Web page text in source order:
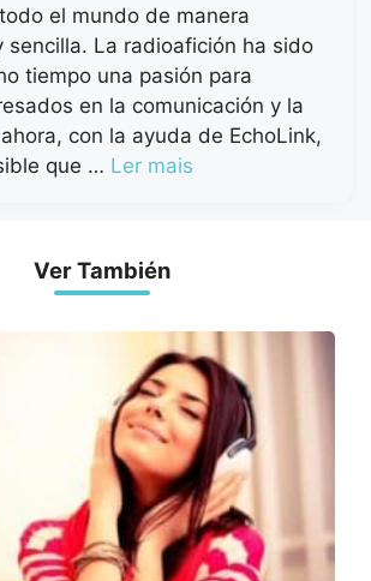
el mundo de manera
sencilla. La radioafición ha sido
tiempo una pasión para
en la comunicación y la
con la ayuda de EchoLink,
que … Ler mais
Ver También